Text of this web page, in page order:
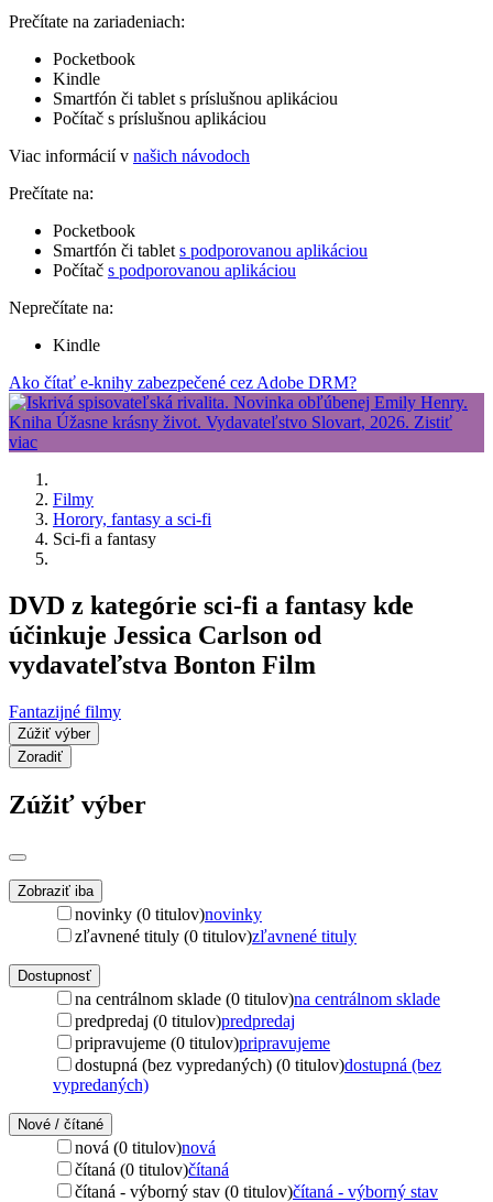
Prečítate na zariadeniach:
Pocketbook
Kindle
Smartfón či tablet s príslušnou aplikáciou
Počítač s príslušnou aplikáciou
Viac informácií v našich návodoch
Prečítate na:
Pocketbook
Smartfón či tablet s podporovanou aplikáciou
Počítač s podporovanou aplikáciou
Neprečítate na:
Kindle
Ako čítať e-knihy zabezpečené cez Adobe DRM?
Filmy
Horory, fantasy a sci-fi
Sci-fi a fantasy
DVD z kategórie sci-fi a fantasy kde
účinkuje Jessica Carlson od
vydavateľstva Bonton Film
Fantazijné filmy
Zúžiť výber
Zoradiť
Zúžiť výber
Zobraziť iba
novinky (0 titulov)novinky
zľavnené tituly (0 titulov)zľavnené tituly
Dostupnosť
na centrálnom sklade (0 titulov)na centrálnom sklade
predpredaj (0 titulov)predpredaj
pripravujeme (0 titulov)pripravujeme
dostupná (bez vypredaných) (0 titulov)dostupná (bez
vypredaných)
Nové / čítané
nová (0 titulov)nová
čítaná (0 titulov)čítaná
čítaná - výborný stav (0 titulov)čítaná - výborný stav